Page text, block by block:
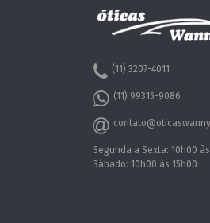
(11) 3207-4011
(11) 99315-9086
Segunda a Sexta: 10h00
Sábado: 10h00 às 15h00